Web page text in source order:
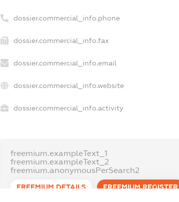
dossier.commercial_info.phone
dossier.commercial_info.fax
dossier.commercial_info.email
dossier.commercial_info.website
dossier.commercial_info.activity
freemium.exampleText_1
freemium.exampleText_2
freemium.anonymousPerSearch2
FREEMIUM.DETAILS FREEMIUM.REGISTER